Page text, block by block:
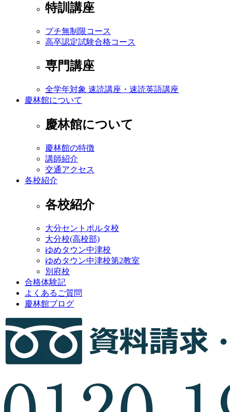
特訓講座
プチ無制限コース
高卒認定試験合格コース
専門講座
全学年対象 速読講座・速読英語講座
慶林館について
慶林館について
慶林館の特徴
講師紹介
交通アクセス
各校紹介
各校紹介
大分セントポルタ校
大分校(高校部)
ゆめタウン中津校
ゆめタウン中津校第2教室
別府校
合格体験記
よくあるご質問
慶林館ブログ